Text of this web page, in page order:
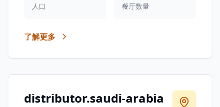
人口 餐厅数量
了解更多
distributor.saudi-arabia